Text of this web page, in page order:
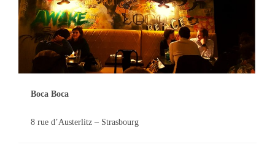
Boca Boca
8 rue d’Austerlitz – Strasbourg